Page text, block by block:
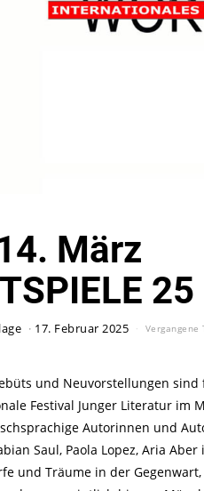
März
25
17. Februar 2025 Vergangene
und Neuvorstellungen sind
Festival Junger Literatur im
Autorinnen und
Saul, Paola Lopez, Aria
und Träume in der